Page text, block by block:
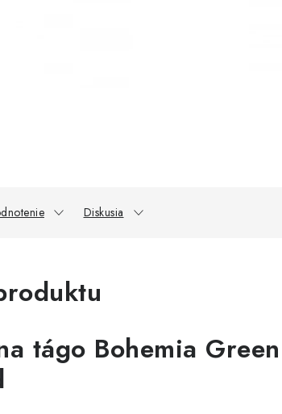
Diskusia
tágo Bohemia